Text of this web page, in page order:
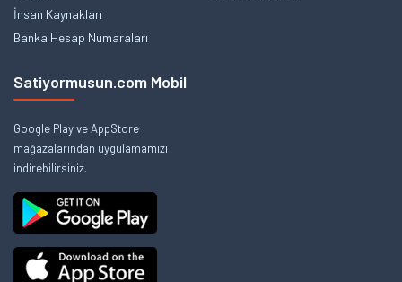
İnsan Kaynakları
Banka Hesap Numaraları
Satiyormusun.com Mobil
Google Play ve AppStore
mağazalarından uygulamamızı
indirebilirsiniz.